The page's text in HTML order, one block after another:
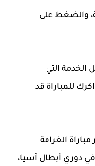
والضغط على
التي
للمباراة قد
الغرافة
دوري أبطال آسيا،